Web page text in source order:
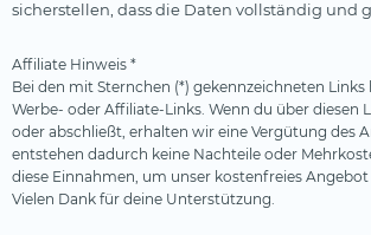
sicherstellen, dass die Daten vollständig und
Affiliate Hinweis *
Bei den mit Sternchen (*) gekennzeichneten Links
Werbe- oder Affiliate-Links. Wenn du über diesen
oder abschließt, erhalten wir eine Vergütung des
entstehen dadurch keine Nachteile oder
diese Einnahmen, um unser kostenfreies Angebot
Vielen Dank für deine Unterstützung.